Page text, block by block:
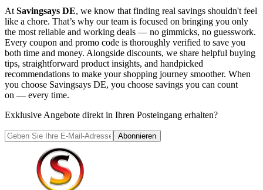
At Savingsays DE, we know that finding real savings shouldn't feel
like a chore. That’s why our team is focused on bringing you only
the most reliable and working deals — no gimmicks, no guesswork.
Every coupon and promo code is thoroughly verified to save you
both time and money. Alongside discounts, we share helpful buying
tips, straightforward product insights, and handpicked
recommendations to make your shopping journey smoother. When
you choose Savingsays DE, you choose savings you can count
on — every time.
Exklusive Angebote direkt in Ihren Posteingang erhalten?
Abonnieren